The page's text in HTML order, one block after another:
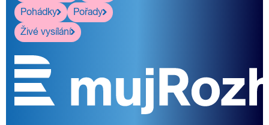
Pohádky
Pořady
Živé vysílání